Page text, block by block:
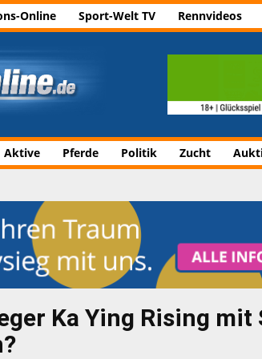
Online Sport-Welt TV Rennvideos
Aktive Pferde Politik Zucht
Ka Ying Rising mit